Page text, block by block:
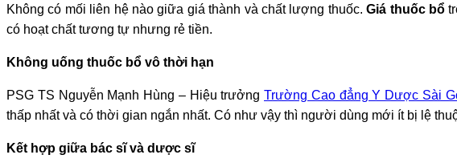
Không có mối liên hệ nào giữa giá thành và chất lượng thuốc.Giá thuốc bổ
có hoạt chất tương tự nhưng rẻ tiền.
Không uống thuốc bổ vô thời hạn
PSG TS Nguyễn Mạnh Hùng – Hiệu trưởng Trường Cao đẳng Y Dược Sài
thấp nhất và có thời gian ngắn nhất. Có như vậy thì người dùng mới ít bị lệ
Kết hợp giữa bác sĩ và dược sĩ